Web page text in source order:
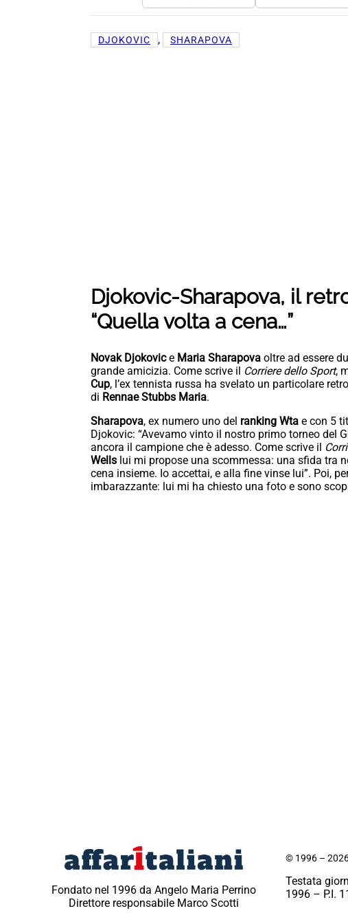
DJOKOVIC , SHARAPOVA
Djokovic-Sharapova, il
“Quella volta a cena…”
Novak Djokovice Maria Sharapova oltre ad essere
grande amicizia. Come scrive il Corriere dello Sport,
Cup, l’ex tennista russa ha svelato un particolare
di Rennae Stubbs Maria.
Sharapova, ex numero uno del ranking Wta e con 5
Djokovic: “Avevamo vinto il nostro primo torneo del
ancora il campione che è adesso. Come scrive il
Wells lui mi propose una scommessa: una sfida tra
cena insieme. Io accettai, e alla fine vinse lui”. Poi,
imbarazzante: lui mi ha chiesto una foto e sono
Fondato nel 1996 da Angelo Maria Perrino
Direttore responsabile Marco Scotti
© 1996 –
Testata
1996 – P.I.